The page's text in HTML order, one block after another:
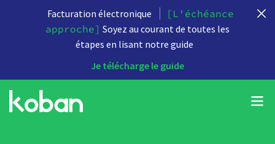
Facturation électronique
[L'échéance
approche] Soyez au courant de toutes les
étapes en lisant notre guide
Je télécharge le guide